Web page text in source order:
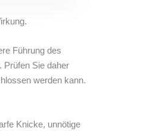
Führung des
Prüfen Sie daher
werden kann.
Knicke, unnötige